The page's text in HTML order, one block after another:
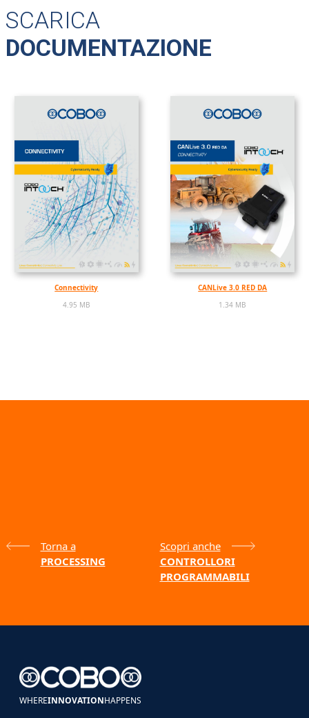
SCARICA
DOCUMENTAZIONE
Connectivity
4.95 MB
CANLive 3.0 RED DA
1.34 MB
Torna a
PROCESSING
Scopri anche
CONTROLLORI
PROGRAMMABILI
WHEREINNOVATIONHAPPENS